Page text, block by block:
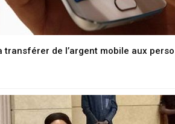
transférer de l’argent mobile aux